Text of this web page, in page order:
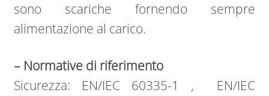
sono scariche fornendo sempre
alimentazione al carico.
– Normative di riferimento
Sicurezza: EN/IEC 60335-1 , EN/IEC